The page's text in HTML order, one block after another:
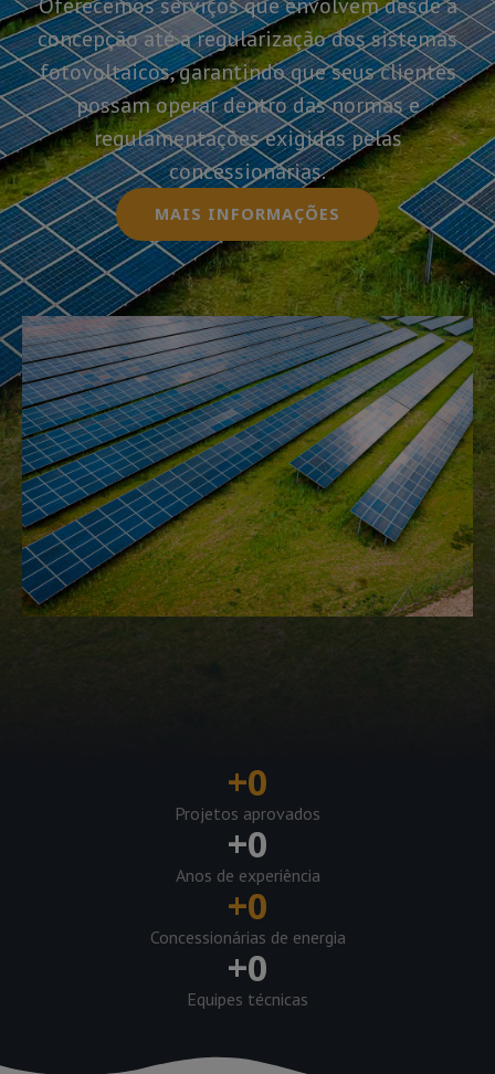
concepção até a regularização dos sistemas
fotovoltaicos, garantindo que seus clientes
possam operar dentro das normas e
regulamentações exigidas pelas
concessionárias.
MAIS INFORMAÇÕES
+0
Projetos aprovados
+0
Anos de experiência
+0
Concessionárias de energia
+0
Equipes técnicas